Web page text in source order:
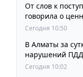
От слов к
говорила о
Сегодня 10:50
В Алматы за
нарушений ПДД
Сегодня 10:02